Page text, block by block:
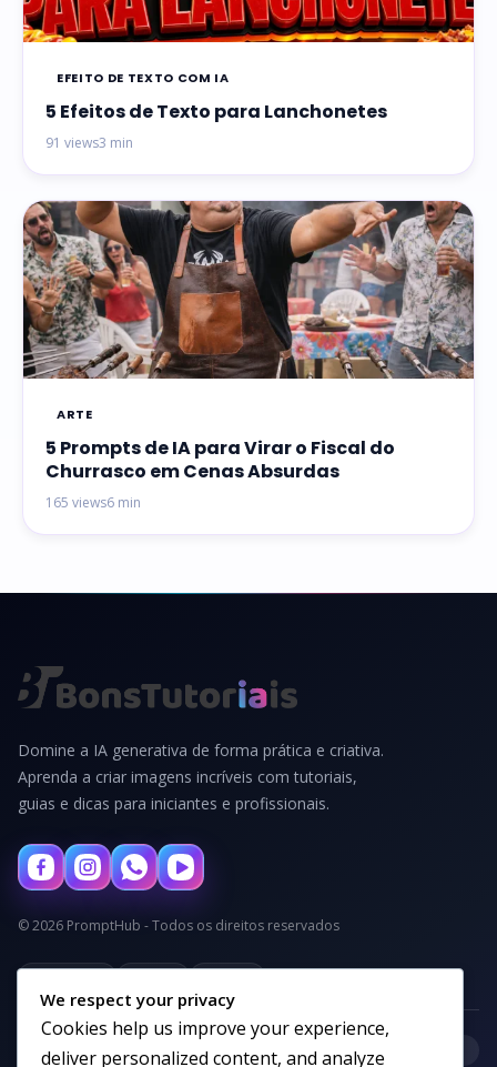
EFEITO DE TEXTO COM IA
5 Efeitos de Texto para Lanchonetes
91 views3 min
ARTE
5 Prompts de IA para Virar o Fiscal do
Churrasco em Cenas Absurdas
165 views6 min
Domine a IA generativa de forma prática e criativa.
Aprenda a criar imagens incríveis com tutoriais,
guias e dicas para iniciantes e profissionais.
© 2026 PromptHub - Todos os direitos reservados
Categorias
We respect your privacy
Cookies help us improve your experience,
deliver personalized content, and analyze